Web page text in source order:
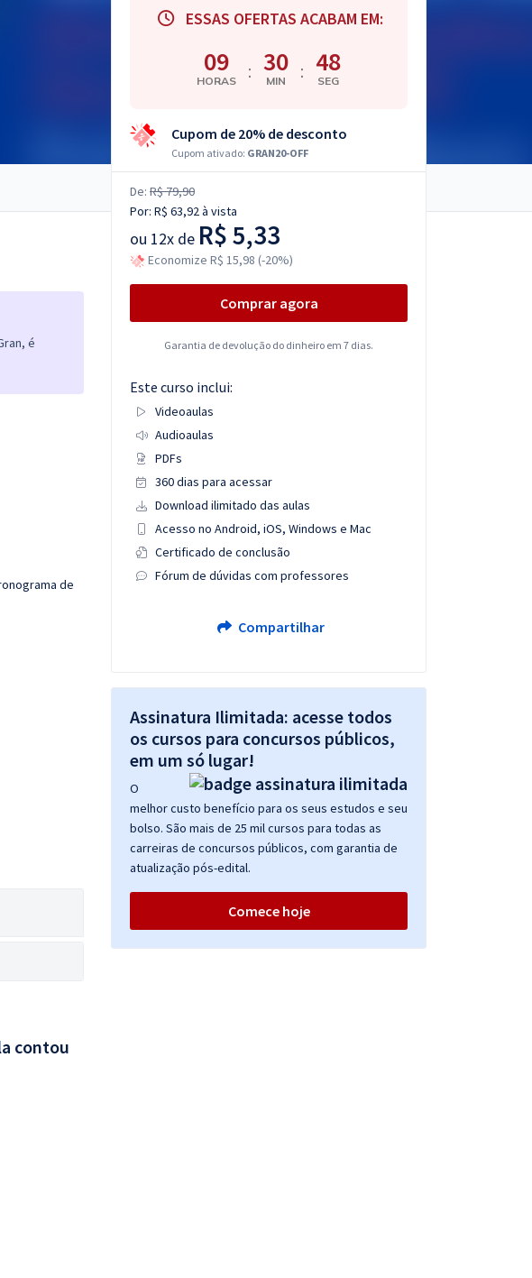
é
de
contou
ESSAS OFERTAS ACABAM EM:
09
HORAS : 30
MIN : 47
SEG
Cupom de 20% de desconto
Cupom ativado: GRAN20-OFF
De: R$ 79,90
Por: R$ 63,92à vista
ou 12x de R$ 5,33
Economize R$ 15,98 (-20%)
Comprar agora
Garantia de devolução do dinheiro em 7 dias.
Este curso inclui:
Videoaulas
Audioaulas
PDFs
360 dias para acessar
Download ilimitado das aulas
Acesso no Android, iOS, Windows e Mac
Certificado de conclusão
Fórum de dúvidas com professores
Compartilhar
Assinatura Ilimitada: acesse todos
os cursos para concursos públicos,
em um só lugar!
O
melhor custo benefício para os seus estudos e seu
bolso. São mais de 25 mil cursos para todas as
carreiras de concursos públicos, com garantia de
atualização pós-edital.
Comece hoje